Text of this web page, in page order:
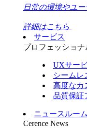
日常の環境やユ
詳細はこちら
サービス
プロフェッショナ
UXサー
シームレ
高度なカ
品質保証
ニュースルーム
Cerence News